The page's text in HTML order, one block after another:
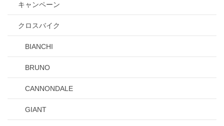
キャンペーン
クロスバイク
BIANCHI
BRUNO
CANNONDALE
GIANT